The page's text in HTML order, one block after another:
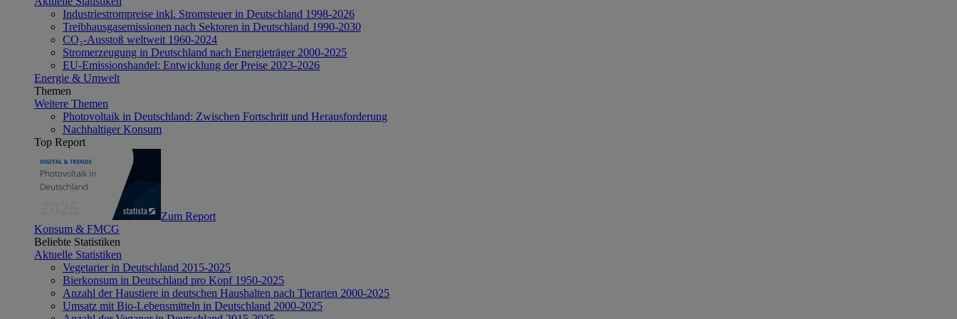
Industriestrompreise inkl. Stromsteuer in Deutschland 1998-2026
Treibhausgasemissionen nach Sektoren in Deutschland 1990-2030
CO₂-Ausstoß weltweit 1960-2024
Stromerzeugung in Deutschland nach Energieträger 2000-2025
EU-Emissionshandel: Entwicklung der Preise 2023-2026
Energie & Umwelt
Themen
Weitere Themen
Photovoltaik in Deutschland: Zwischen Fortschritt und Herausforderung
Nachhaltiger Konsum
Top Report
Zum Report
Konsum & FMCG
Beliebte Statistiken
Aktuelle Statistiken
Vegetarier in Deutschland 2015-2025
Bierkonsum in Deutschland pro Kopf 1950-2025
Anzahl der Haustiere in deutschen Haushalten nach Tierarten 2000-2025
Umsatz mit Bio-Lebensmitteln in Deutschland 2000-2025